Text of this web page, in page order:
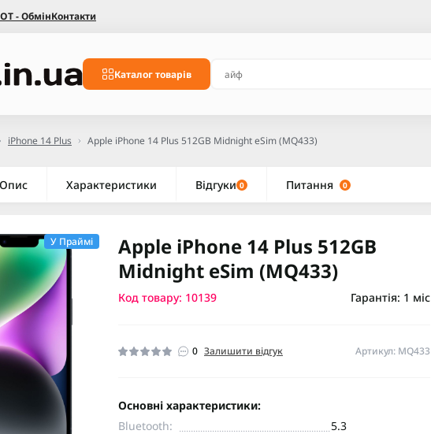
- ОбмінКонтакти
Каталог товарів
iPhone 14 Plus Apple iPhone 14 Plus 512GB Midnight eSim (MQ433)
Опис Характеристики Відгуки 0 Питання 0
У Праймі
Apple iPhone 14 Plus 512GB
Midnight eSim (MQ433)
Код товару: 10139 Гарантія: 1 міс
0 Залишити відгук Артикул: MQ433
Основні характеристики:
Bluetooth:
5.3